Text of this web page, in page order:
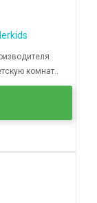
комнат..